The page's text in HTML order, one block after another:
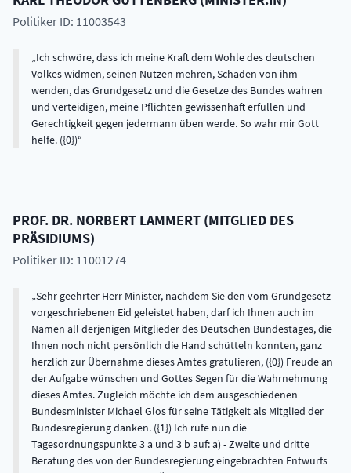
Politiker ID: 11003543
Ich schwöre, dass ich meine Kraft dem Wohle des deutschen
Volkes widmen, seinen Nutzen mehren, Schaden von ihm
wenden, das Grundgesetz und die Gesetze des Bundes wahren
und verteidigen, meine Pflichten gewissenhaft erfüllen und
Gerechtigkeit gegen jedermann üben werde. So wahr mir Gott
helfe. ({0})
PROF. DR. NORBERT LAMMERT (MITGLIED DES
PRÄSIDIUMS)
Politiker ID: 11001274
Sehr geehrter Herr Minister, nachdem Sie den vom Grundgesetz
vorgeschriebenen Eid geleistet haben, darf ich Ihnen auch im
Namen all derjenigen Mitglieder des Deutschen Bundestages, die
Ihnen noch nicht persönlich die Hand schütteln konnten, ganz
herzlich zur Übernahme dieses Amtes gratulieren, ({0}) Freude an
der Aufgabe wünschen und Gottes Segen für die Wahrnehmung
dieses Amtes. Zugleich möchte ich dem ausgeschiedenen
Bundesminister Michael Glos für seine Tätigkeit als Mitglied der
Bundesregierung danken. ({1}) Ich rufe nun die
Tagesordnungspunkte 3 a und 3 b auf: a) - Zweite und dritte
Beratung des von der Bundesregierung eingebrachten Entwurfs